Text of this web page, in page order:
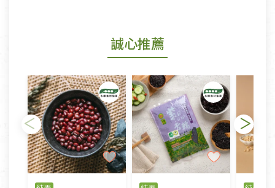
若您購買的商品有下列「不適用七天鑑賞期商品」情
形者，除商品瑕疵以外，恕不接受退換貨.
依消保法之規定提供該商品七天免費鑑賞期(含例假
日)的服務，原則上若商品未經使用或被汙損(除商品
瑕疵)，一般皆可申請退換貨。
不適用七天鑑賞期商品：
以數位或電磁紀錄形式儲存之商品、易於變質或損壞
之商品、以及性質上無法或不適合退換之商品：如
誠心推薦